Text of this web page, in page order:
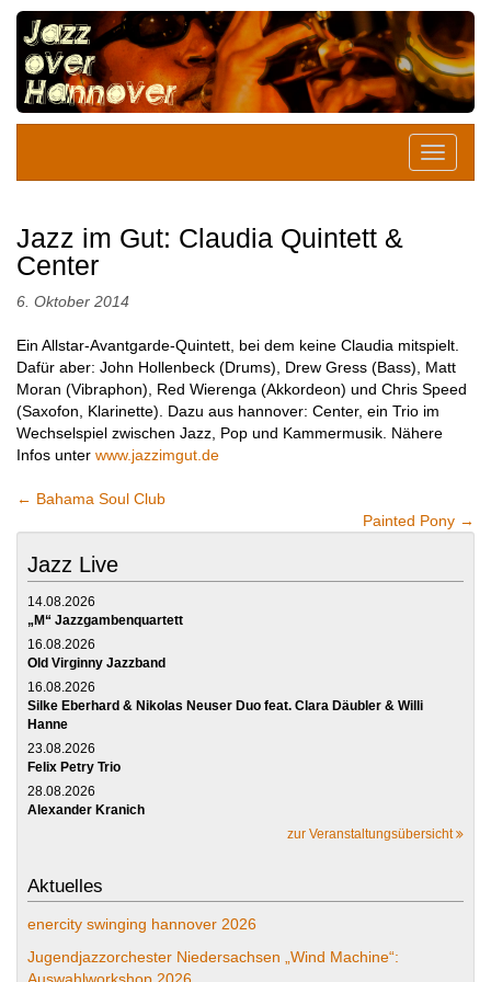
Jazz im Gut: Claudia Quintett &
Center
6. Oktober 2014
Ein Allstar-Avantgarde-Quintett, bei dem keine Claudia mitspielt.
Dafür aber: John Hollenbeck (Drums), Drew Gress (Bass), Matt
Moran (Vibraphon), Red Wierenga (Akkordeon) und Chris Speed
(Saxofon, Klarinette). Dazu aus hannover: Center, ein Trio im
Wechselspiel zwischen Jazz, Pop und Kammermusik. Nähere
Infos unter www.jazzimgut.de
← Bahama Soul Club
Painted Pony →
Jazz Live
14.08.2026
„M“ Jazzgambenquartett
16.08.2026
Old Virginny Jazzband
16.08.2026
Silke Eberhard & Nikolas Neuser Duo feat. Clara Däubler & Willi
Hanne
23.08.2026
Felix Petry Trio
28.08.2026
Alexander Kranich
zur Veranstaltungsübersicht
Aktuelles
enercity swinging hannover 2026
Jugendjazzorchester Niedersachsen „Wind Machine“:
Auswahlworkshop 2026